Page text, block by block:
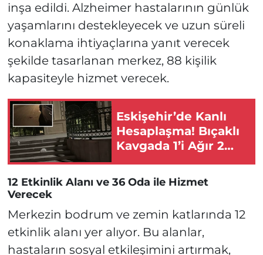
inşa edildi. Alzheimer hastalarının günlük
yaşamlarını destekleyecek ve uzun süreli
konaklama ihtiyaçlarına yanıt verecek
şekilde tasarlanan merkez, 88 kişilik
kapasiteyle hizmet verecek.
Eskişehir’de Kanlı
Hesaplaşma! Bıçaklı
Kavgada 1’i Ağır 2
12 Etkinlik Alanı ve 36 Oda ile Hizmet
Verecek
Merkezin bodrum ve zemin katlarında 12
etkinlik alanı yer alıyor. Bu alanlar,
hastaların sosyal etkileşimini artırmak,